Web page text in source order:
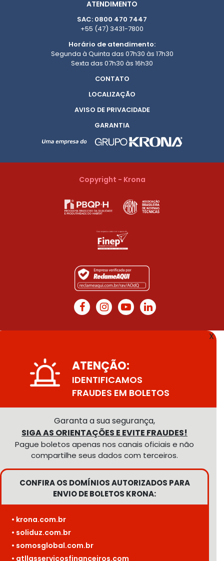
ATENDIMENTO
SAC: 0800 470 7447
+55 (47) 3431-7800
Horário de atendimento:
Segunda à Quinta das 07h30 às 17h30
Sexta das 07h30 às 16h30
CONTATO
LOCALIZAÇÃO
AVISO DE PRIVACIDADE
GARANTIA
Copyright - Krona
X
ATENÇÃO:
IDENTIFICAMOS
FRAUDES EM BOLETOS
Garanta a sua segurança,
SIGA AS ORIENTAÇÕES E EVITE FRAUDES!
Pague boletos apenas nos canais oficiais e não
compartilhe seus dados com terceiros.
CONFIRA OS DOMÍNIOS AUTORIZADOS PARA
ENVIO DE BOLETOS KRONA:
• krona.com.br
• soliduz.com.br
• somosglobal.com.br
• atllasservicosfinanceiros.com